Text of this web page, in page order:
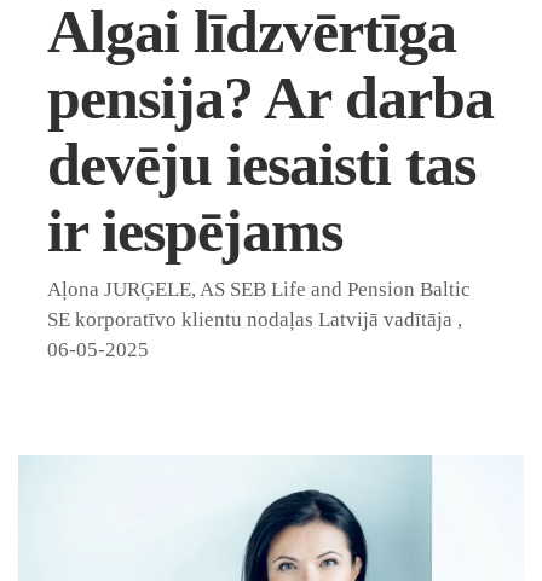
Algai līdzvērtīga
pensija? Ar darba
devēju iesaisti tas
ir iespējams
Aļona JURĢELE, AS SEB Life and Pension Baltic
SE korporatīvo klientu nodaļas Latvijā vadītāja ,
06-05-2025